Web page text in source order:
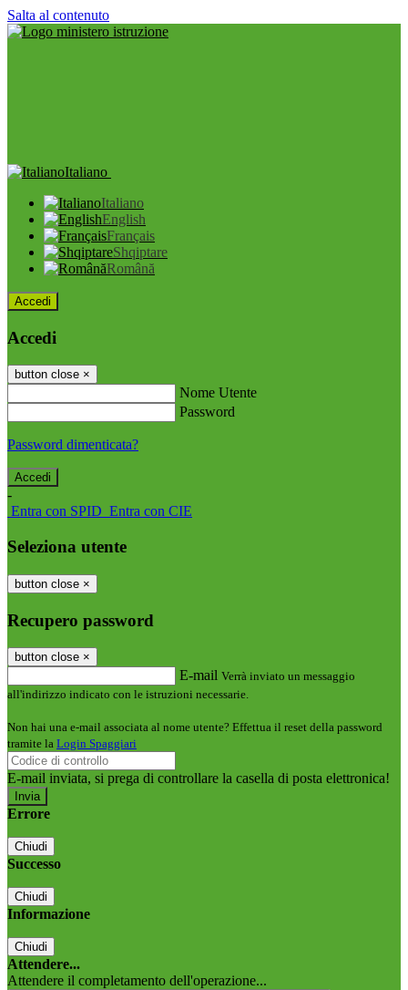
Salta al contenuto
Italiano
Italiano
English
Français
Shqiptare
Română
Accedi
Accedi
button close ×
Nome Utente
Password
Password dimenticata?
-
Entra con SPID Entra con CIE
Seleziona utente
button close ×
Recupero password
button close ×
E-mail Verrà inviato un messaggio
all'indirizzo indicato con le istruzioni necessarie.
Non hai una e-mail associata al nome utente? Effettua il reset della password
tramite la Login Spaggiari
E-mail inviata, si prega di controllare la casella di posta elettronica!
Errore
Chiudi
Successo
Chiudi
Informazione
Chiudi
Attendere...
Attendere il completamento dell'operazione...